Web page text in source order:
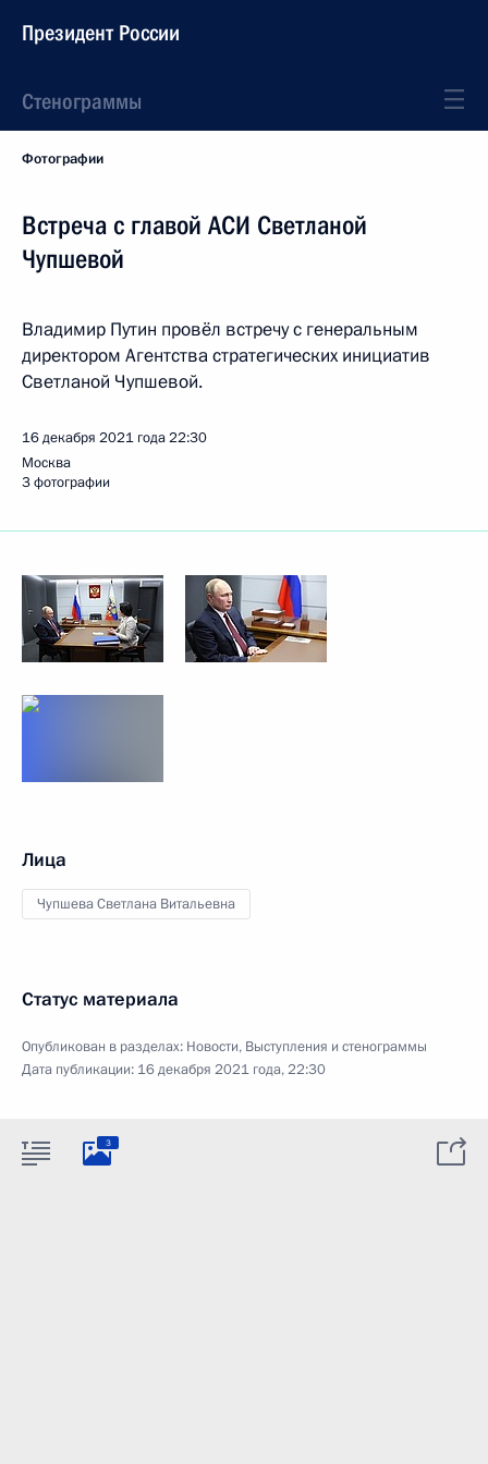
Президент России
Стенограммы
Фотографии
Встреча с главой АСИ Светланой
Чупшевой
Владимир Путин провёл встречу с генеральным
директором Агентства стратегических инициатив
Светланой Чупшевой.
16 декабря 2021 года22:30
Москва
3 фотографии
Лица
Чупшева Светлана Витальевна
Статус материала
Опубликован в разделах: Новости, Выступления и стенограммы
Дата публикации: 16 декабря 2021 года, 22:30
3